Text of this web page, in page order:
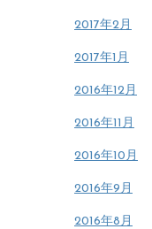
2017年2月
2017年1月
2016年12月
2016年11月
2016年10月
2016年9月
2016年8月